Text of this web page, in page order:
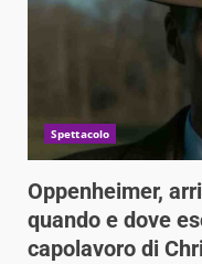
Spettacolo
Oppenheimer,
quando e dove
capolavoro di